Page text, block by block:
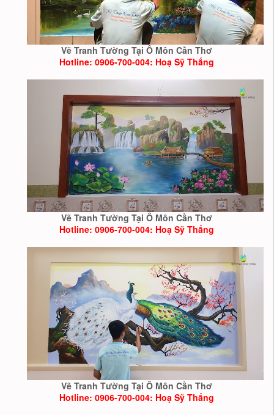
Vẽ Tranh Tường Tại Ô Môn Cần Thơ
Hotline: 0906-700-004: Hoạ Sỹ Thắng
Vẽ Tranh Tường Tại Ô Môn Cần Thơ
Hotline: 0906-700-004: Hoạ Sỹ Thắng
Vẽ Tranh Tường Tại Ô Môn Cần Thơ
Hotline: 0906-700-004: Hoạ Sỹ Thắng